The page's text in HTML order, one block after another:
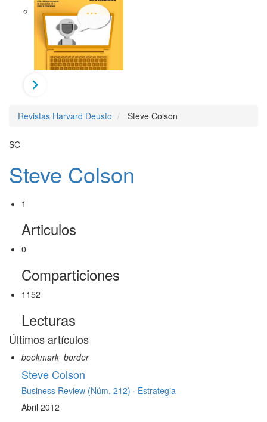
Revistas Harvard Deusto Steve Colson
SC
Steve Colson
1
Articulos
0
Comparticiones
1152
Lecturas
Últimos artículos
bookmark_border
Steve Colson
Business Review (Núm. 212) · Estrategia
Abril 2012